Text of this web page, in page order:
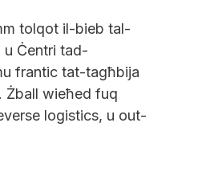
tolqot il-bieb tal-
u Ċentri tad-
frantic tat-tagħbija
Żball wieħed fuq
logistics, u out-